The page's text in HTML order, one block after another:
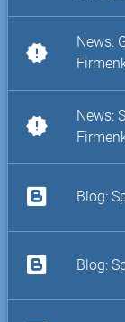
new_releases
News:
new_releases
News:
Blog:
Blog: